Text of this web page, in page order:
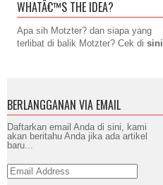
WHATÂ€™S THE IDEA?
Apa sih Motzter? dan siapa yang
terlibat di balik Motzter? Cek di sini
BERLANGGANAN VIA EMAIL
Daftarkan email Anda di sini, kami
akan beritahu Anda jika ada artikel
baru...
Email
Address